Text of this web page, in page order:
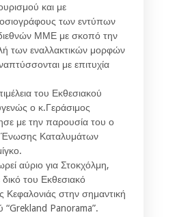
και με
των εντύπων
διεθνών ΜΜΕ με σκοπό την
των εναλλακτικών μορφών
με επιτυχία
του Εκθεσιακού
ο κ.Γεράσιμος
με την παρουσία του ο
Καταλυμάτων
αύριο για Στοκχόλμη,
του Εκθεσιακό
Κεφαλονιάς στην σημαντική
Panorama”.